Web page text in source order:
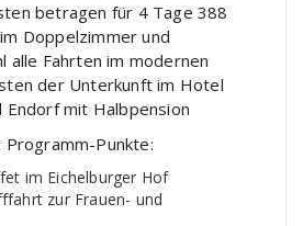
betragen für 4 Tage 388
Doppelzimmer und
alle Fahrten im modernen
der Unterkunft im Hotel
Endorf mit Halbpension
Programm-Punkte:
im Eichelburger Hof
zur Frauen- und